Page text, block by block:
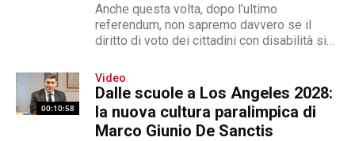
Anche questa volta, dopo l’ultimo
referendum, non sapremo davvero se il
diritto di voto dei cittadini con disabilità sia
00:10:58
Video
Dalle scuole a Los Angeles 2028:
la nuova cultura paralimpica di
Marco Giunio De Sanctis